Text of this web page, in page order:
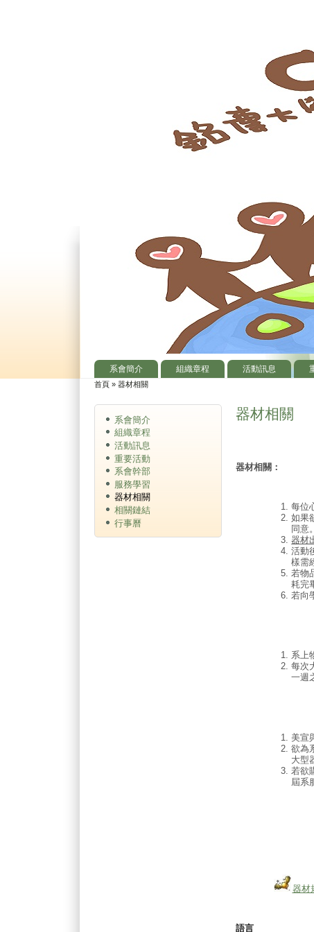
主選單
系會簡介 組織章程 活動訊息
您在這裡
首頁 »器材相關
器材相關
器材相關：
每位
如果
同意。
器材
活動
樣需
若物
耗完
若向
系上
每次
一週
美宣
欲為
大型
若欲
屆系
器材
語言
系會簡介
組織章程
活動訊息
重要活動
系會幹部
服務學習
器材相關
相關鏈結
行事曆